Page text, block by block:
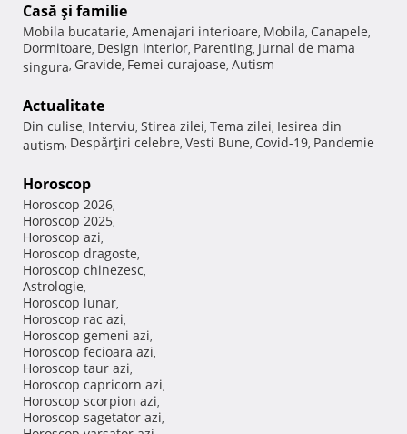
Casă şi familie
Mobila bucatarie, Amenajari interioare, Mobila, Canapele,
Dormitoare, Design interior, Parenting, Jurnal de mama
singura, Gravide, Femei curajoase, Autism
Actualitate
Din culise, Interviu, Stirea zilei, Tema zilei, Iesirea din
autism, Despărţiri celebre, Vesti Bune, Covid-19, Pandemie
Horoscop
Horoscop 2026,
Horoscop 2025,
Horoscop azi,
Horoscop dragoste,
Horoscop chinezesc,
Astrologie,
Horoscop lunar,
Horoscop rac azi,
Horoscop gemeni azi,
Horoscop fecioara azi,
Horoscop taur azi,
Horoscop capricorn azi,
Horoscop scorpion azi,
Horoscop sagetator azi,